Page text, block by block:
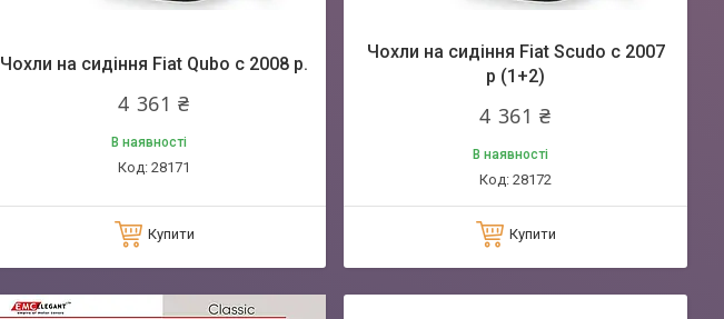
Чохли на сидіння Fiat Qubo c 2008 р.
4 361 ₴
В наявності
28171
Купити
Чохли на сидіння Fiat Scudo c 2007
р (1+2)
4 361 ₴
В наявності
28172
Купити